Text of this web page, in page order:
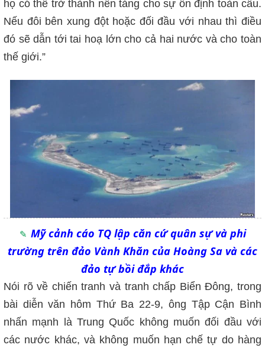
họ có thể trở thành nền tảng cho sự ổn định toàn cầu.
Nếu đôi bên xung đột hoặc đối đầu với nhau thì điều
đó sẽ dẫn tới tai hoạ lớn cho cả hai nước và cho toàn
thế giới.”
Mỹ cảnh cáo TQ lập căn cứ quân sự và phi
trường trên đảo Vành Khăn của Hoàng Sa và các
đảo tự bồi đắp khác
Nói rõ về chiến tranh và tranh chấp Biển Đông, trong
bài diễn văn hôm Thứ Ba 22-9, ông Tập Cận Bình
nhấn mạnh là Trung Quốc không muốn đối đầu với
các nước khác, và không muốn hạn chế tự do hàng